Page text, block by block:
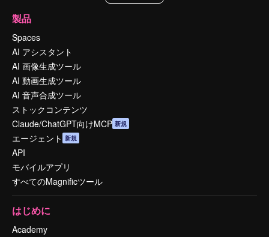
製品
Spaces
AI アシスタント
AI 画像生成ツール
AI 動画生成ツール
AI 音声合成ツール
ストックコンテンツ
Claude/ChatGPT向けMCP 新規
エージェント 新規
API
モバイルアプリ
すべてのMagnificツール
はじめに
Academy